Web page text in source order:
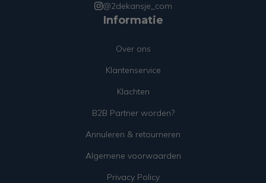
@2dekansje_com
Informatie
Over ons
Klantenservice
Klachten
B2B Partner worden?
Annuleren & retourneren
Algemene voorwaarden
Privacy Policy